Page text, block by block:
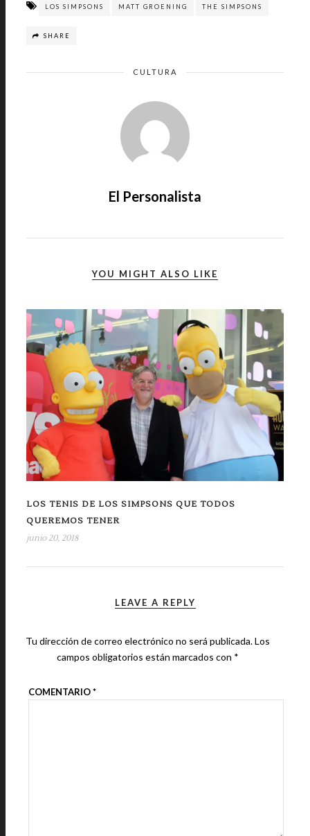
LOS SIMPSONS MATT GROENING THE SIMPSONS
SHARE
CULTURA
El Personalista
YOU MIGHT ALSO LIKE
LOS TENIS DE LOS SIMPSONS QUE TODOS
QUEREMOS TENER
junio 20, 2018
LEAVE A REPLY
Tu dirección de correo electrónico no será publicada.Los
campos obligatorios están marcados con *
COMENTARIO*